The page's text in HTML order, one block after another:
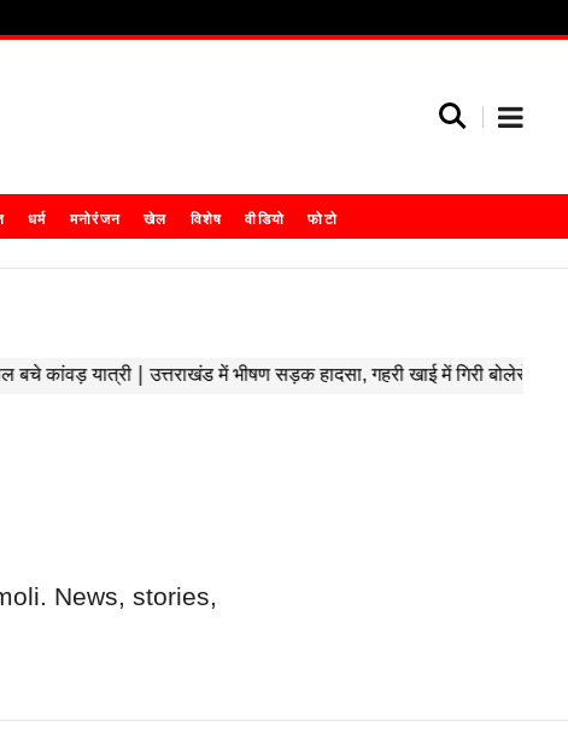
धर्म मनोरंजन खेल विशेष वीडियो फोटो
. News, stories,